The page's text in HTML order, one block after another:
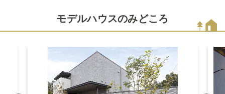
モデルハウスのみどころ